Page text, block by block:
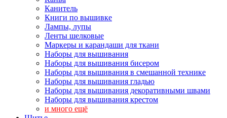
Канитель
Книги по вышивке
Лампы, лупы
Ленты шелковые
Маркеры и карандаши для ткани
Наборы для вышивания
Наборы для вышивания бисером
Наборы для вышивания в смешанной технике
Наборы для вышивания гладью
Наборы для вышивания декоративными швами
Наборы для вышивания крестом
и много ещё